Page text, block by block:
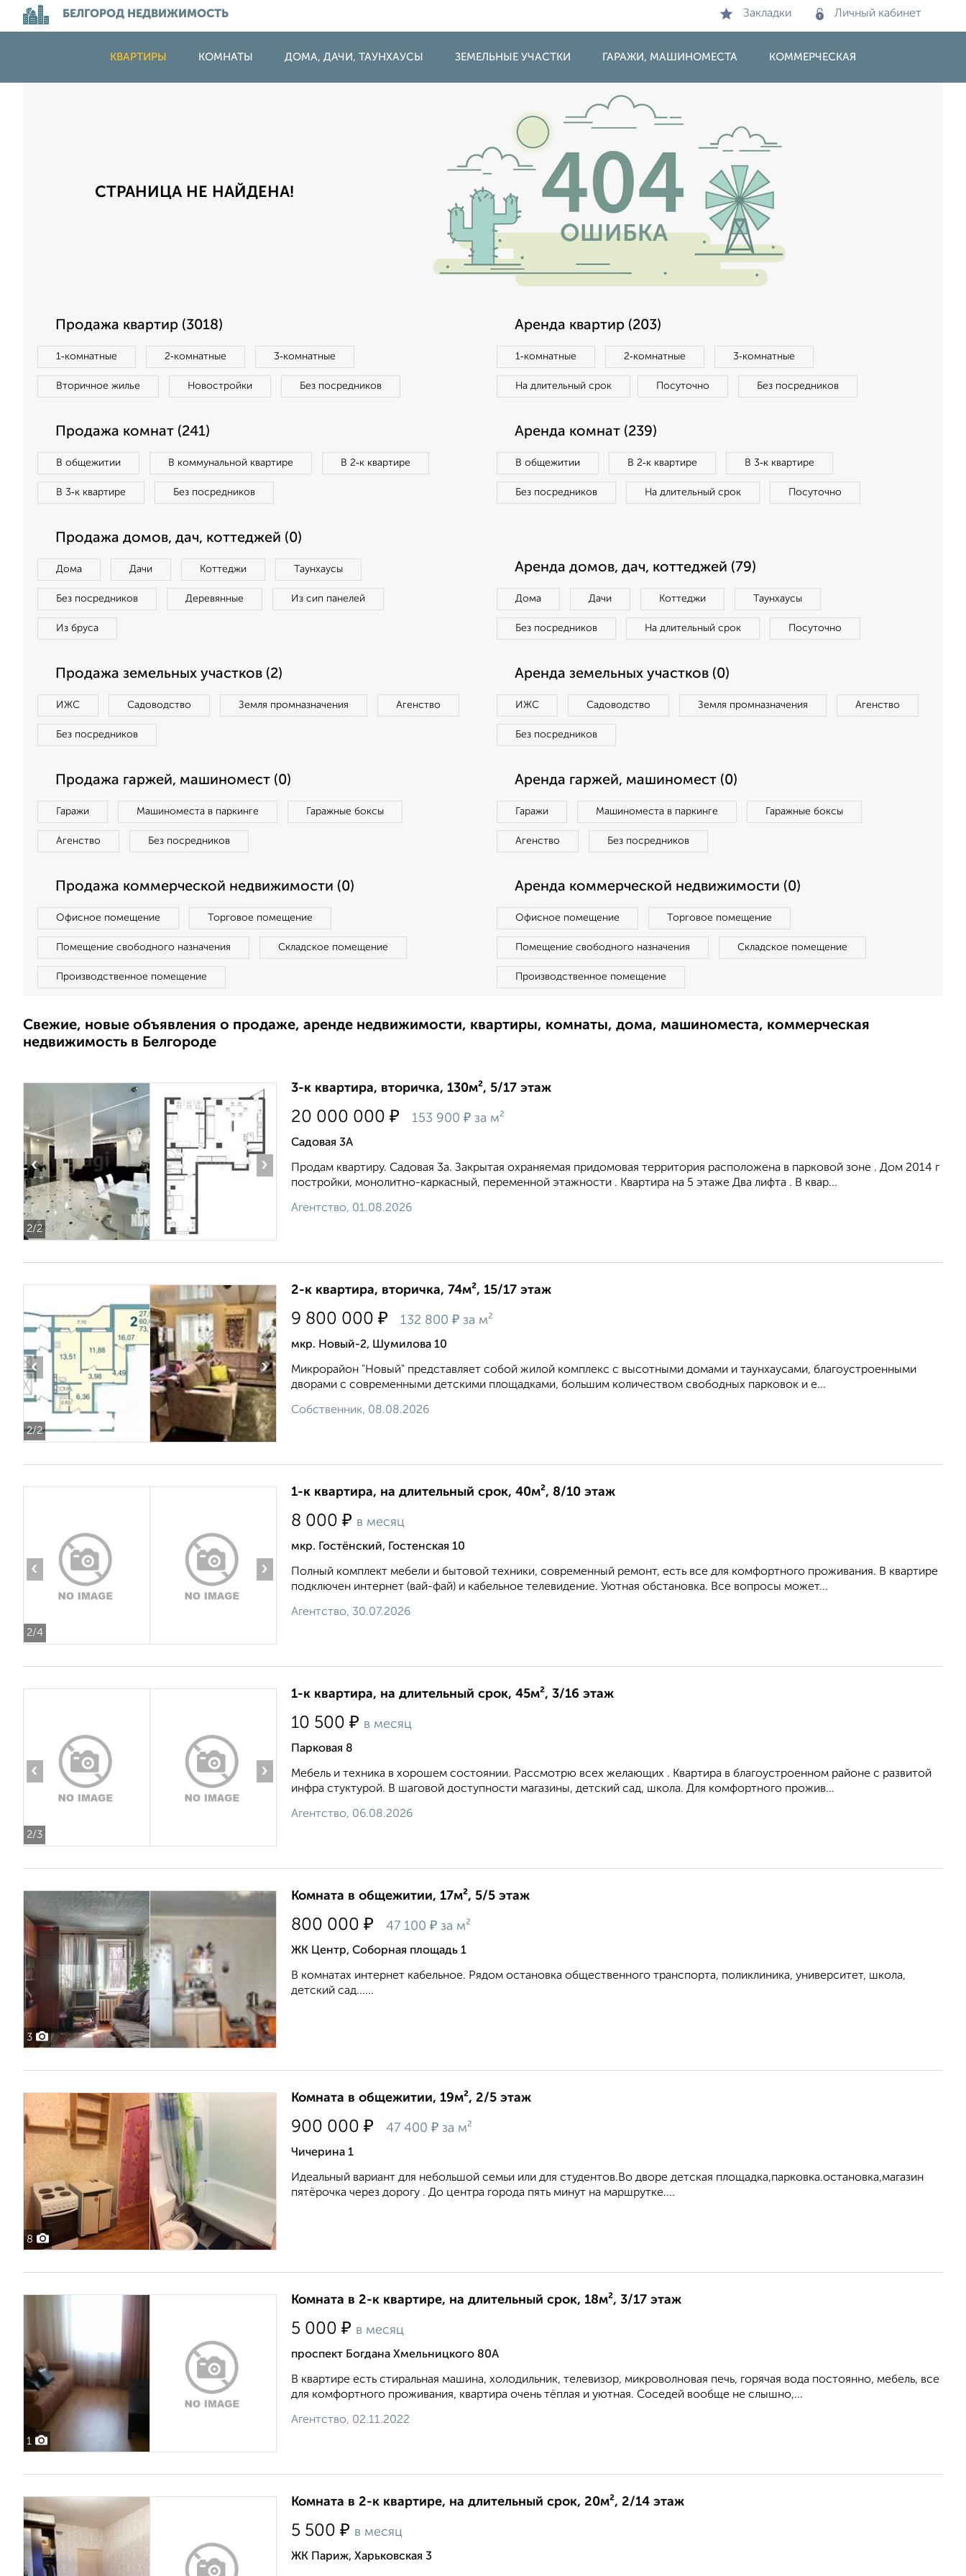
БЕЛГОРОД НЕДВИЖИМОСТЬ Закладки Личный кабинет
КВАРТИРЫ КОМНАТЫ ДОМА, ДАЧИ, ТАУНХАУСЫ ЗЕМЕЛЬНЫЕ УЧАСТКИ ГАРАЖИ, МАШИНОМЕСТА КОММЕРЧЕСКАЯ
СТРАНИЦА НЕ НАЙДЕНА!
Продажа квартир (3018)
1‑комнатные 2‑комнатные 3‑комнатные
Вторичное жилье Новостройки Без посредников
Аренда квартир (203)
1‑комнатные 2‑комнатные 3‑комнатные
На длительный срок Посуточно Без посредников
Продажа комнат (241)
В общежитии В коммунальной квартире В 2‑к квартире
В 3‑к квартире Без посредников
Аренда комнат (239)
В общежитии В 2‑к квартире В 3‑к квартире
Без посредников На длительный срок Посуточно
Продажа домов, дач, коттеджей (0)
Дома Дачи Коттеджи Таунхаусы
Без посредников Деревянные Из сип панелей
Из бруса
Аренда домов, дач, коттеджей (79)
Дома Дачи Коттеджи Таунхаусы
Без посредников На длительный срок Посуточно
Продажа земельных участков (2)
ИЖС Садоводство Земля промназначения Агенство
Без посредников
Аренда земельных участков (0)
ИЖС Садоводство Земля промназначения Агенство
Без посредников
Продажа гаржей, машиномест (0)
Гаражи Машиноместа в паркинге Гаражные боксы
Агенство Без посредников
Аренда гаржей, машиномест (0)
Гаражи Машиноместа в паркинге Гаражные боксы
Агенство Без посредников
Продажа коммерческой недвижимости (0)
Офисное помещение Торговое помещение
Помещение свободного назначения Складское помещение
Производственное помещение
Аренда коммерческой недвижимости (0)
Офисное помещение Торговое помещение
Помещение свободного назначения Складское помещение
Производственное помещение
Свежие, новые объявления о продаже, аренде недвижимости, квартиры, комнаты, дома, машиноместа, коммерческая
недвижимость в Белгороде
2/2
‹ ›
3-к квартира, вторичка, 130м², 5/17 этаж
20 000 000 ₽ 153 900 ₽ за м²
Садовая 3А
Продам квартиру. Садовая 3а. Закрытая охраняемая придомовая территория расположена в парковой зоне . Дом 2014 г
постройки, монолитно-каркасный, переменной этажности . Квартира на 5 этаже Два лифта . В квар...
Агентство, 01.08.2026
2/2
‹ ›
2-к квартира, вторичка, 74м², 15/17 этаж
9 800 000 ₽ 132 800 ₽ за м²
мкр. Новый-2, Шумилова 10
Микрopaйoн "Новый" представляет собой жилой комплекс с высотными домами и таунхаусами, благоустроенными
дворами с современными детскими площадками, большим количеством свободных парковок и е...
Собственник, 08.08.2026
2/4
‹ ›
1-к квартира, на длительный срок, 40м², 8/10 этаж
8 000 ₽ в месяц
мкр. Гостёнский, Гостенская 10
Полный комплект мебели и бытовой техники, современный ремонт, есть все для комфортного проживания. В квартире
подключен интернет (вай-фай) и кабельное телевидение. Уютная обстановка. Все вопросы может...
Агентство, 30.07.2026
2/3
‹ ›
1-к квартира, на длительный срок, 45м², 3/16 этаж
10 500 ₽ в месяц
Парковая 8
Мебель и техника в хорошем состоянии. Рассмотрю всех желающих . Квартира в благоустроенном районе с развитой
инфра стуктурой. В шаговой доступности магазины, детский сад, школа. Для комфортного прожив...
Агентство, 06.08.2026
3
Комната в общежитии, 17м², 5/5 этаж
800 000 ₽ 47 100 ₽ за м²
ЖК Центр, Соборная площадь 1
В комнатах интернет кабельное. Рядом остановка общественного транспорта, поликлиника, университет, школа,
детский сад......
8
Комната в общежитии, 19м², 2/5 этаж
900 000 ₽ 47 400 ₽ за м²
Чичерина 1
Идеальный вариант для небольшой семьи или для студентов.Во дворе детская площадка,парковка.остановка,магазин
пятёрочка через дорогу . До центра города пять минут на маршрутке....
1
Комната в 2-к квартире, на длительный срок, 18м², 3/17 этаж
5 000 ₽ в месяц
проспект Богдана Хмельницкого 80А
В квартире есть стиральная машина, холодильник, телевизор, микроволновая печь, горячая вода постоянно, мебель, все
для комфортного проживания, квартира очень тёплая и уютная. Соседей вообще не слышно,...
Агентство, 02.11.2022
Комната в 2-к квартире, на длительный срок, 20м², 2/14 этаж
5 500 ₽ в месяц
ЖК Париж, Харьковская 3